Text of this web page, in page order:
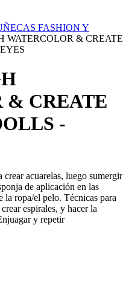
FASHION Y
WATERCOLOR & CREATE
& CREATE
-
acuarelas, luego sumergir
de aplicación en las
la ropa/el pelo. Técnicas para
espirales, y hacer la
y repetir